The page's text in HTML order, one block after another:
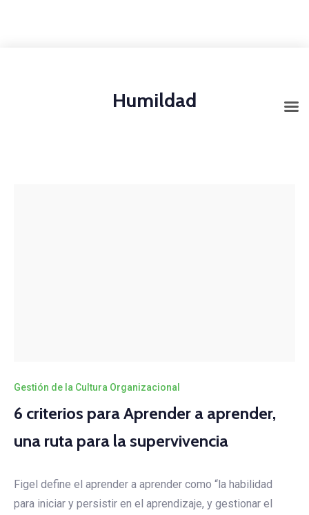
Humildad
Gestión de la Cultura Organizacional
6 criterios para Aprender a aprender,
una ruta para la supervivencia
Figel define el aprender a aprender como “la habilidad
para iniciar y persistir en el aprendizaje, y gestionar el